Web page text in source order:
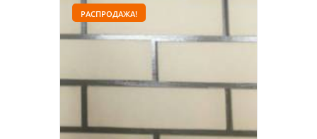
РАСПРОДАЖА!